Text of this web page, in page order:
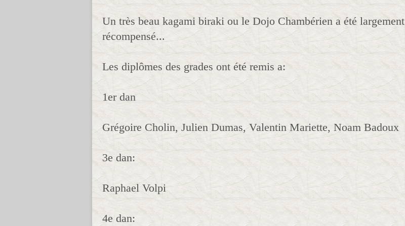
Un très beau kagami biraki ou le Dojo Chambérien a été largement
récompensé...
Les diplômes des grades ont été remis a:
1er dan
Grégoire Cholin, Julien Dumas, Valentin Mariette, Noam Badoux
3e dan:
Raphael Volpi
4e dan: